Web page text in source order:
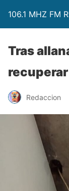
106.1 MHZ FM
Tras
Redaccion